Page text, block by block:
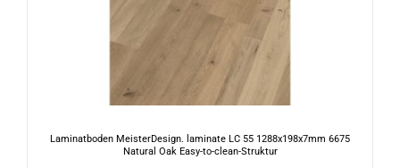
Laminatboden MeisterDesign. laminate LC 55 1288x198x7mm 6675
Natural Oak Easy-to-clean-Struktur